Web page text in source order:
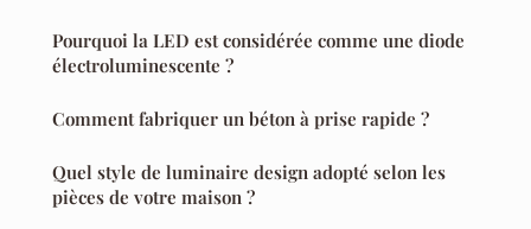
Pourquoi la LED est considérée comme une diode
électroluminescente ?
Comment fabriquer un béton à prise rapide ?
Quel style de luminaire design adopté selon les
pièces de votre maison ?